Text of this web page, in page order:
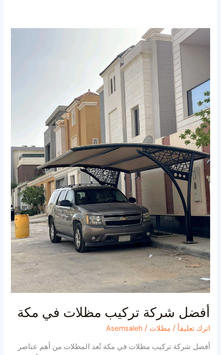
أفضل شركة تركيب مظلات في مكة
اترك تعليقاً / مظلات /
Asemsaleh
أفضل شركة تركيب مظلات في مكة تُعد المظلات من أهم عناصر
أفضل
في
مكة